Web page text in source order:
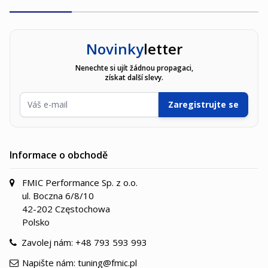
Novinkyletter
Nenechte si ujít žádnou propagaci,
získat další slevy.
E-mailová adresa
Zaregistrujte se
Informace o obchodě
FMIC Performance Sp. z o.o.
ul. Boczna 6/8/10
42-202 Częstochowa
Polsko
Zavolej nám: +48 793 593 993
Napište nám: tuning@fmic.pl